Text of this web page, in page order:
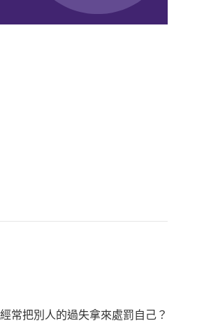
常把別人的過失拿來處罰自己？